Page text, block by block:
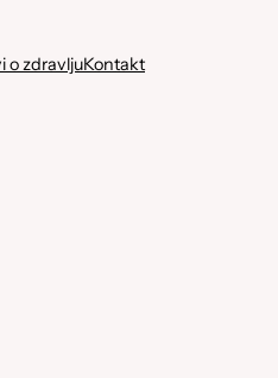
o zdravljuKontakt